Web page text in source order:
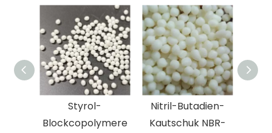
Styrol-
Blockcopolymere
Nitril-Butadien-
Kautschuk NBR-